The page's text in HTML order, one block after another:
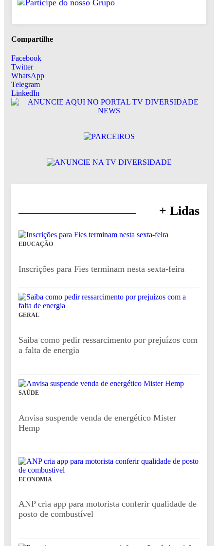
Compartilhe
Facebook
Twitter
WhatsApp
Telegram
LinkedIn
+ Lidas
EDUCAÇÃO
Inscrições para Fies terminam nesta sexta-feira
GERAL
Saiba como pedir ressarcimento por prejuízos com
a falta de energia
SAÚDE
Anvisa suspende venda de energético Mister
Hemp
ECONOMIA
ANP cria app para motorista conferir qualidade de
posto de combustível